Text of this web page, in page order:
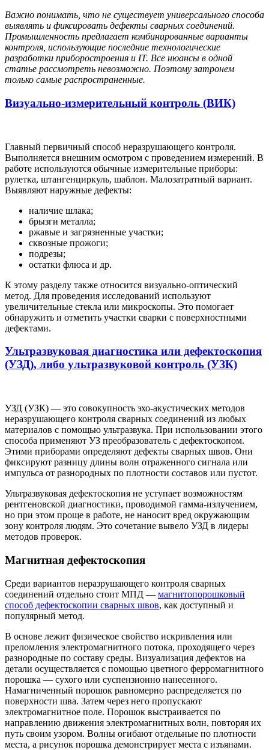
Важно понимать, что не существует универсального способа
выявлять и фиксировать дефекты сварных соединений.
Промышленность предлагает комбинированные варианты
контроля, использующие последние технологические
разработки приборостроения и IT. Все нюансы в одной
статье рассмотреть невозможно. Поэтому затронем
только самые распространенные.
Визуально-измерительный контроль (ВИК)
Главный первичный способ неразрушающего контроля.
Выполняется внешним осмотром с проведением измерений. В
работе используются обычные измерительные приборы:
рулетка, штангенциркуль, шаблон. Малозатратный вариант.
Выявляют наружные дефекты:
наличие шлака;
брызги металла;
ржавые и загрязненные участки;
сквозные прожоги;
подрезы;
остатки флюса и др.
К этому разделу также относится визуально-оптический
метод. Для проведения исследований используют
увеличительные стекла или микроскопы. Это помогает
обнаружить и отметить участки сварки с поверхностными
дефектами.
Ультразвуковая диагностика или дефектоскопия
(УЗД), либо ультразвуковой контроль (УЗК)
УЗД (УЗК) — это совокупность эхо-акустических методов
неразрушающего контроля сварных соединений из любых
материалов с помощью ультразвука. При использовании этого
способа применяют УЗ преобразователь с дефектоскопом.
Этими приборами определяют дефекты сварных швов. Они
фиксируют разницу длины волн отраженного сигнала или
импульса от разнородных по плотности составов или пустот.
Ультразвуковая дефектоскопия не уступает возможностям
рентгеновской диагностики, проводимой гамма-излучением,
но при этом проще в работе, не наносит вред окружающим
зону контроля людям. Это сочетание вывело УЗД в лидеры
методов проверок.
Магнитная дефектоскопия
Среди вариантов неразрушающего контроля сварных
соединений отдельно стоит МПД — магнитопорошковый
способ дефектоскопии сварных швов, как доступный и
популярный метод.
В основе лежит физическое свойство искривления или
преломления электромагнитного потока, проходящего через
разнородные по составу среды. Визуализация дефектов на
детали осуществляется с помощью цветного ферромагнитного
порошка — сухого или суспензионно нанесенного.
Намагниченный порошок равномерно распределяется по
поверхности шва. Затем через него пропускают
электромагнитное поле. Порошок выстраивается по
направлению движения электромагнитных волн, повторяя их
путь своим узором. Волны огибают отдельные по плотности
места, а рисунок порошка демонстрирует места с изъянами.